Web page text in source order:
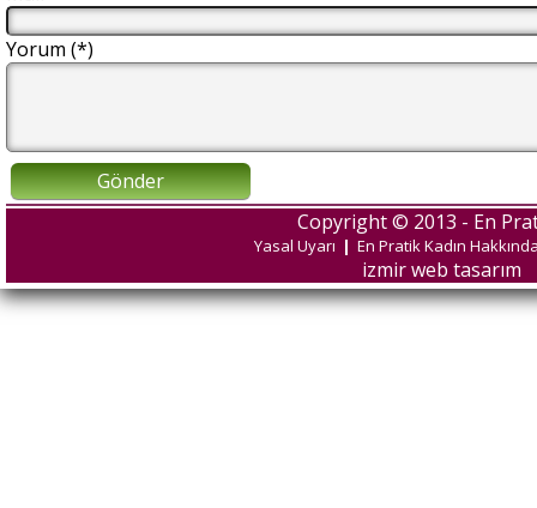
Yorum (*)
Gönder
Copyright © 2013 - En
Yasal Uyarı | En Pratik Kadın
izmir web tasarım